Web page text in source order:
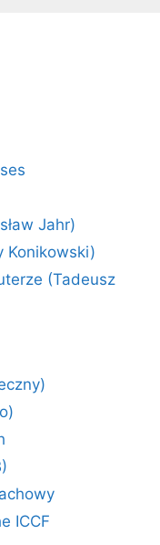
Jahr)
Konikowski)
(Tadeusz
ICCF